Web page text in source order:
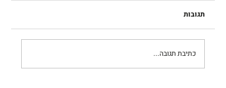
תגובות
כתיבת תגובה...